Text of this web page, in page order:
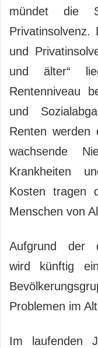
mündet die
und
und älter“
Rentenniveau
und
Renten werden
wachsende
Krankheiten
Kosten tragen
Menschen von
Aufgrund der
wird künftig
Problemen im
Im laufenden